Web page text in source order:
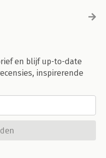
en blijf up-to-date
inspirerende